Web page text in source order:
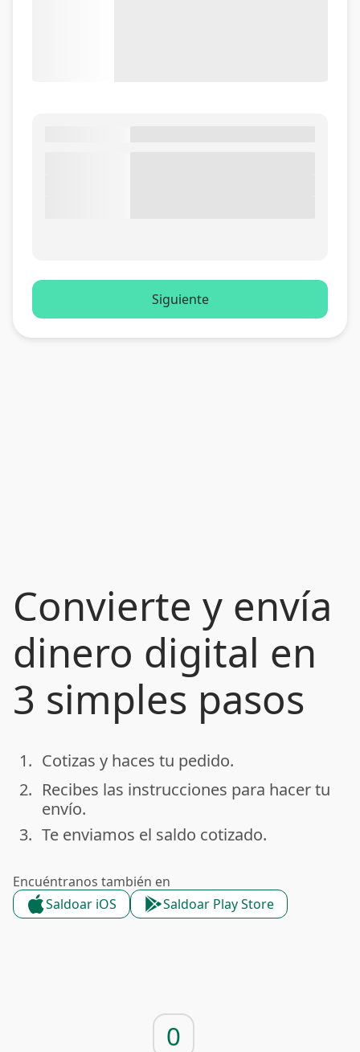
Convierte y envía
dinero digital en
3 simples pasos
done
1. Cotizas y haces tu pedido.
done
2. Recibes las instrucciones para hacer tu
envío.
done
3. Te enviamos el saldo cotizado.
Encuéntranos también en
Saldoar iOS
Saldoar Play Store
Siguiente
0